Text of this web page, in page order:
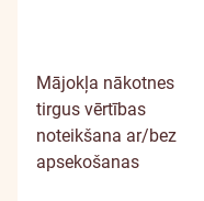
Mājokļa nākotnes
tirgus vērtības
noteikšana ar/bez
apsekošanas